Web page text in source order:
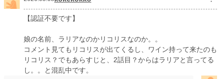
【認証不要です】
娘の名前、ラリアなのかリコリスなのか。。
コメント見てもリコリスが出てくるし、ワイン持って来たのも
リコリス？でもあらすじと、2話目？からはラリアと言ってる
し。。と混乱中です。